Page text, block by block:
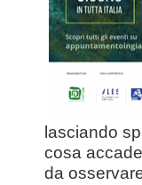
lasciando
cosa
da